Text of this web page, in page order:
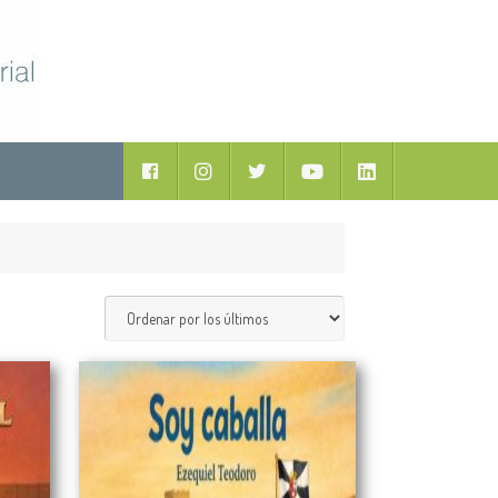
Facebook YoutubeLinkedIn